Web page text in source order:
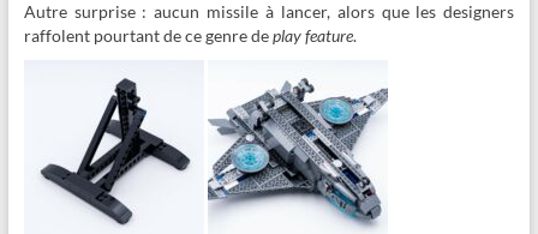
Autre surprise : aucun missile à lancer, alors que les designers
raffolent pourtant de ce genre deplay feature.